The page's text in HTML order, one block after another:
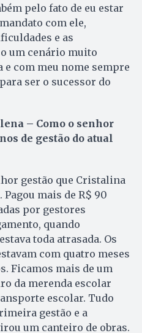
pelo fato de eu estar
com ele,
e as
um cenário muito
com meu nome sempre
ser o sucessor do
– Como o senhor
de gestão do atual
gestão que Cristalina
Pagou mais de R$ 90
por gestores
quando
toda atrasada. Os
com quatro meses
Ficamos mais de um
da merenda escolar
escolar. Tudo
gestão e a
um canteiro de obras.